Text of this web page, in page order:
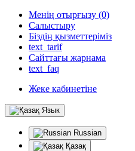
Менің отырғызу (0)
Салыстыру
Біздің қызметтеріміз
text_tarif
Сайттағы жарнама
text_faq
Жеке кабинетіне
Язык
Russian
Қазақ